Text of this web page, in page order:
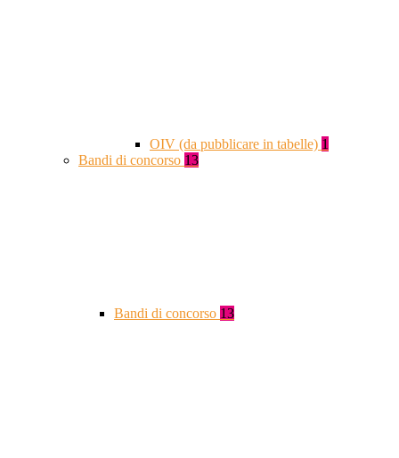
OIV (da pubblicare in tabelle) 1
Bandi di concorso 13
Bandi di concorso 13